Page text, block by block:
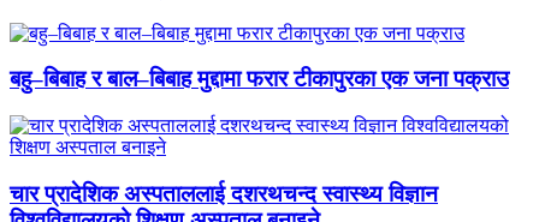
बहु–बिबाह र बाल–बिबाह मुद्दामा फरार टीकापुरका एक जना पक्राउ
चार प्रादेशिक अस्पताललाई दशरथचन्द स्वास्थ्य विज्ञान